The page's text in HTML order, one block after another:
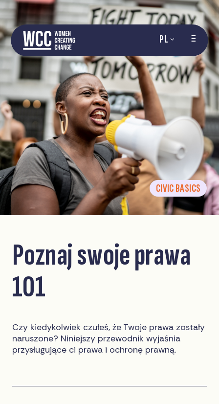
PL
CIVIC BASICS
Poznaj swoje prawa
101
Czy kiedykolwiek czułeś, że Twoje prawa zostały
naruszone? Niniejszy przewodnik wyjaśnia
przysługujące ci prawa i ochronę prawną.